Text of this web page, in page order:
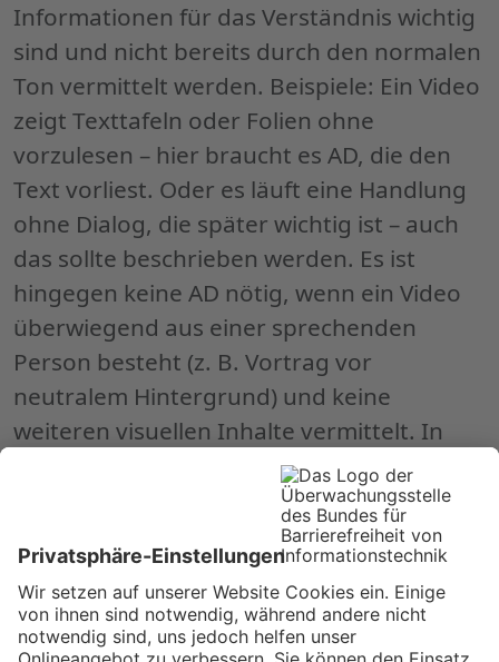
Informationen für das Verständnis wichtig
sind und nicht bereits durch den normalen
Ton vermittelt werden. Beispiele: Ein Video
zeigt Texttafeln oder Folien ohne
vorzulesen – hier braucht es AD, die den
Text vorliest. Oder es läuft eine Handlung
ohne Dialog, die später wichtig ist – auch
das sollte beschrieben werden. Es ist
hingegen keine AD nötig, wenn ein Video
überwiegend aus einer sprechenden
Person besteht (z. B. Vortrag vor
neutralem Hintergrund) und keine
weiteren visuellen Inhalte vermittelt. In
solchen Fällen wäre eine Audiodeskription
redundant. Die WCAG erlauben bei vorab
aufgezeichneten Videos auf Level A
entweder eine AD oder alternativ ein
vollständiges Text-Transkript. Für Stufe AA
wird jedoch ausdrücklich eine